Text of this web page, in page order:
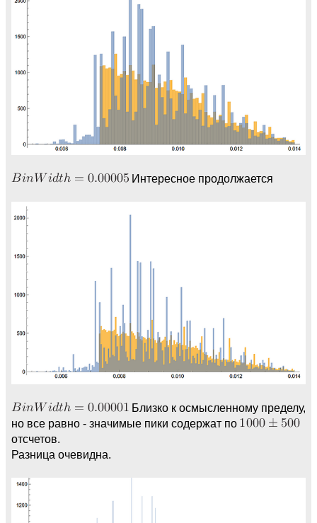
Интересное продолжается
Близко к осмысленному пределу,
но все равно - значимые пики содержат по
отсчетов.
Разница очевидна.